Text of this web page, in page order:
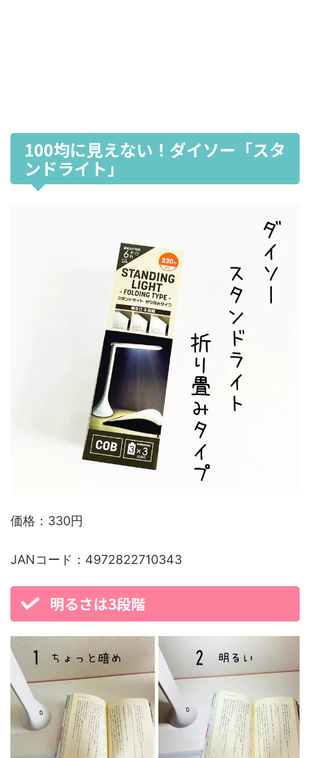
100均に見えない！ダイソー「スタ
ンドライト」
価格：330円
JANコード：4972822710343
明るさは3段階